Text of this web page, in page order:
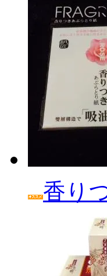
香り